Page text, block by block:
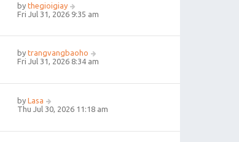
by thegioigiay
Fri Jul 31, 2026 9:35 am
by trangvangbaoho
Fri Jul 31, 2026 8:34 am
by Lasa
Thu Jul 30, 2026 11:18 am